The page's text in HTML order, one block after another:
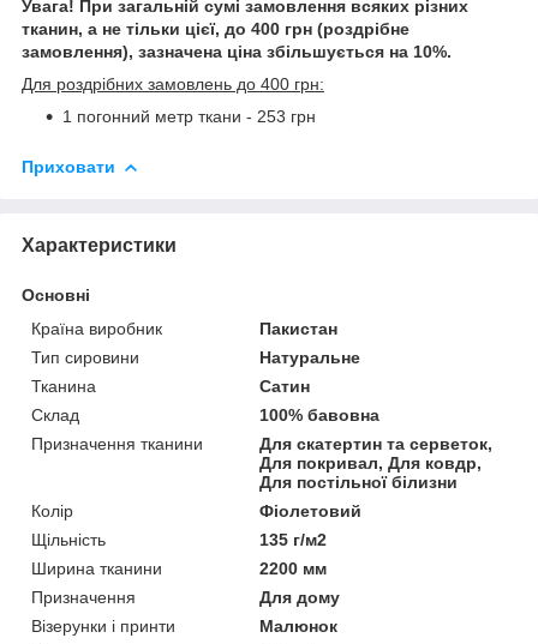
Увага! При загальній сумі замовлення всяких різних
тканин, а не тільки цієї, до 400 грн (роздрібне
замовлення), зазначена ціна збільшується на 10%.
Для роздрібних замовлень до 400 грн:
1 погонний метр ткани - 253 грн
Приховати
Характеристики
Основні
Країна виробник
Пакистан
Тип сировини
Натуральне
Тканина
Сатин
Склад
100% бавовна
Призначення тканини
Для скатертин та серветок,
Для покривал, Для ковдр,
Для постільної білизни
Колір
Фіолетовий
Щільність
135 г/м2
Ширина тканини
2200 мм
Призначення
Для дому
Візерунки і принти
Малюнок